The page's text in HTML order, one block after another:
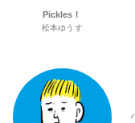
Pickles！
松本ゆうす